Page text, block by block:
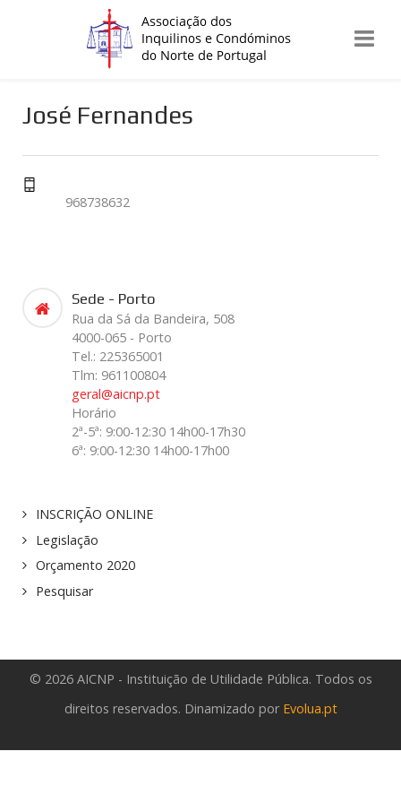
José Fernandes
968738632
Sede - Porto
Rua da Sá da Bandeira, 508
4000-065 - Porto
Tel.: 225365001
Tlm: 961100804
geral@aicnp.pt
Horário
2ª-5ª: 9:00-12:30 14h00-17h30
6ª: 9:00-12:30 14h00-17h00
INSCRIÇÃO ONLINE
Legislação
Orçamento 2020
Pesquisar
© 2026 AICNP - Instituição de Utilidade Pública. Todos os
direitos reservados. Dinamizado por Evolua.pt